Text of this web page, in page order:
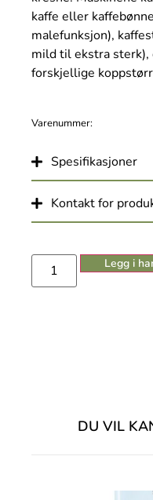
kaffe eller
malefunksjon),
mild til ekstra sterk),
forskjellige
Varenummer:
Spesifikasjoner
Kontakt for
Legg i
DU VIL